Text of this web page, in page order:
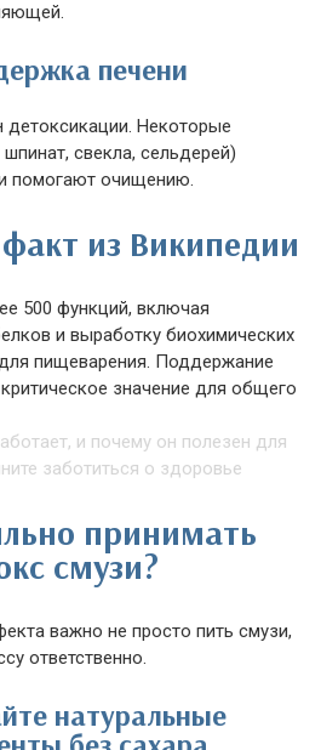
печени
детоксикации. Некоторые
свекла, сельдерей)
помогают очищению.
из Википедии
500 функций, включая
и выработку биохимических
пищеварения. Поддержание
значение для общего
принимать
смузи?
важно не просто пить смузи,
ответственно.
натуральные